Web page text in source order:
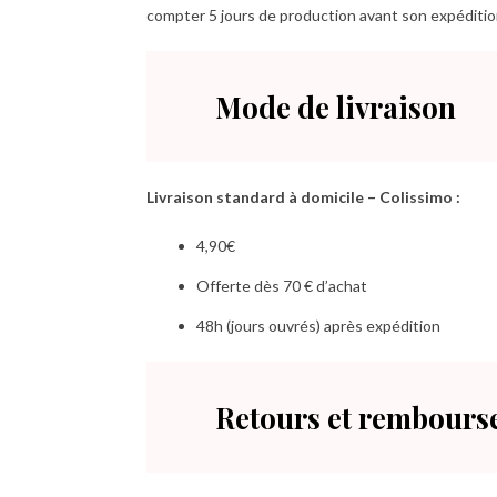
compter 5 jours de production avant son
Mode de livraison
Livraison standard à domicile – Colissimo :
4,90€
Offerte dès 70 € d’achat
48h (jours ouvrés) après expédition
Retours et